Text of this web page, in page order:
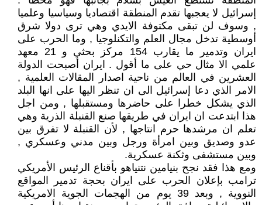
إسرائيل لا يعجبها تقدم المنطقة اقتصاديا وسياسيا وعلميا
, وسوف لن تبقى مكتوفة الايدي وهي ترى دولا شرق
أوسطية تدخل مجال العلم والتكنلوجيا , وما الحرب على
ايران وتدمير ما يقارب 154 مركز بحثي و 21 معهد
علمي الا مثال حي على ما أقول . ايران أصبحت الدولة
العشرين في العالم من ناحية اصدار المقالات العلمية ,
الامر الذي دعا إسرائيل الى ان تنظر اليها على انها البلد
الذي يشكل خطرا على حاضرها ومستقبلها , ومن اجل
هذا ابتدعت ان ايران في طريقها صنع القنبلة الذرية وهي
تعلم ان مرشدها حرم انتاجها , لأن القنبلة لا تفرق بين
عدو وصديق وبين امرأة ورجل وبين مدني وعسكري ,
وبين مستشفى وثكنة عسكرية.
ومع هذا فقد نجح بنيامين نتنياهو بأقناع الرئيس الأمريكي
ترامب بإعلان الحرب على ايران بحجة تدمير المواقع
النووية , وبعد 39 يوم من الهجمات الجوية الامريكية